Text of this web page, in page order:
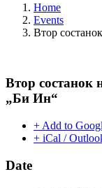
Home
Events
Втор
Втор состанок
„Би Ин“
+ Add to
+ iCal /
Date